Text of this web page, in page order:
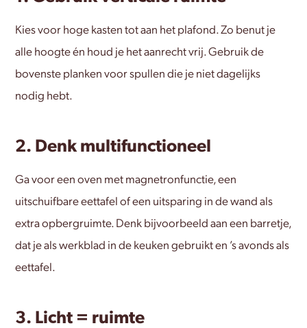
Kies voor hoge kasten tot aan het plafond. Zo benut je
alle hoogte én houd je het aanrecht vrij. Gebruik de
bovenste planken voor spullen die je niet dagelijks
nodig hebt.
2. Denk multifunctioneel
Ga voor een oven met magnetronfunctie, een
uitschuifbare eettafel of een uitsparing in de wand als
extra opbergruimte. Denk bijvoorbeeld aan een barretje,
dat je als werkblad in de keuken gebruikt en ’s avonds als
eettafel.
3. Licht = ruimte